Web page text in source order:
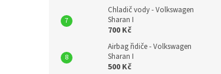
Chladič vody - Volkswagen
Sharan I
700 Kč
Airbag řidiče - Volkswagen
Sharan I
500 Kč